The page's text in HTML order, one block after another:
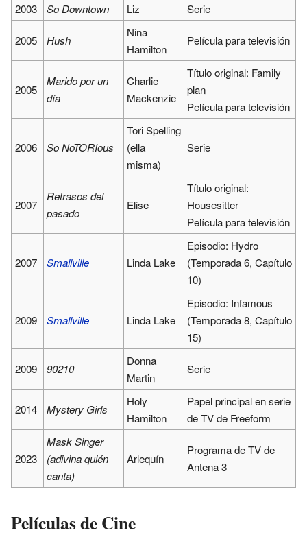
2003 So Downtown Liz Serie
2005 Hush
Nina
Hamilton
Película para televisión
2005
Marido por un
día
Charlie
Mackenzie
Título original: Family
plan
Película para televisión
2006 So NoTORIous
Tori Spelling
(ella
misma)
Serie
2007
Retrasos del
pasado
Elise
Título original:
Housesitter
Película para televisión
2007 Smallville Linda Lake
Episodio: Hydro
(Temporada 6, Capítulo
10)
2009 Smallville Linda Lake
Episodio: Infamous
(Temporada 8, Capítulo
15)
2009 90210
Donna
Martin
Serie
2014 Mystery Girls
Holy
Hamilton
Papel principal en serie
de TV de Freeform
2023
Mask Singer
(adivina quién
canta)
Arlequín
Programa de TV de
Antena 3
Películas de Cine